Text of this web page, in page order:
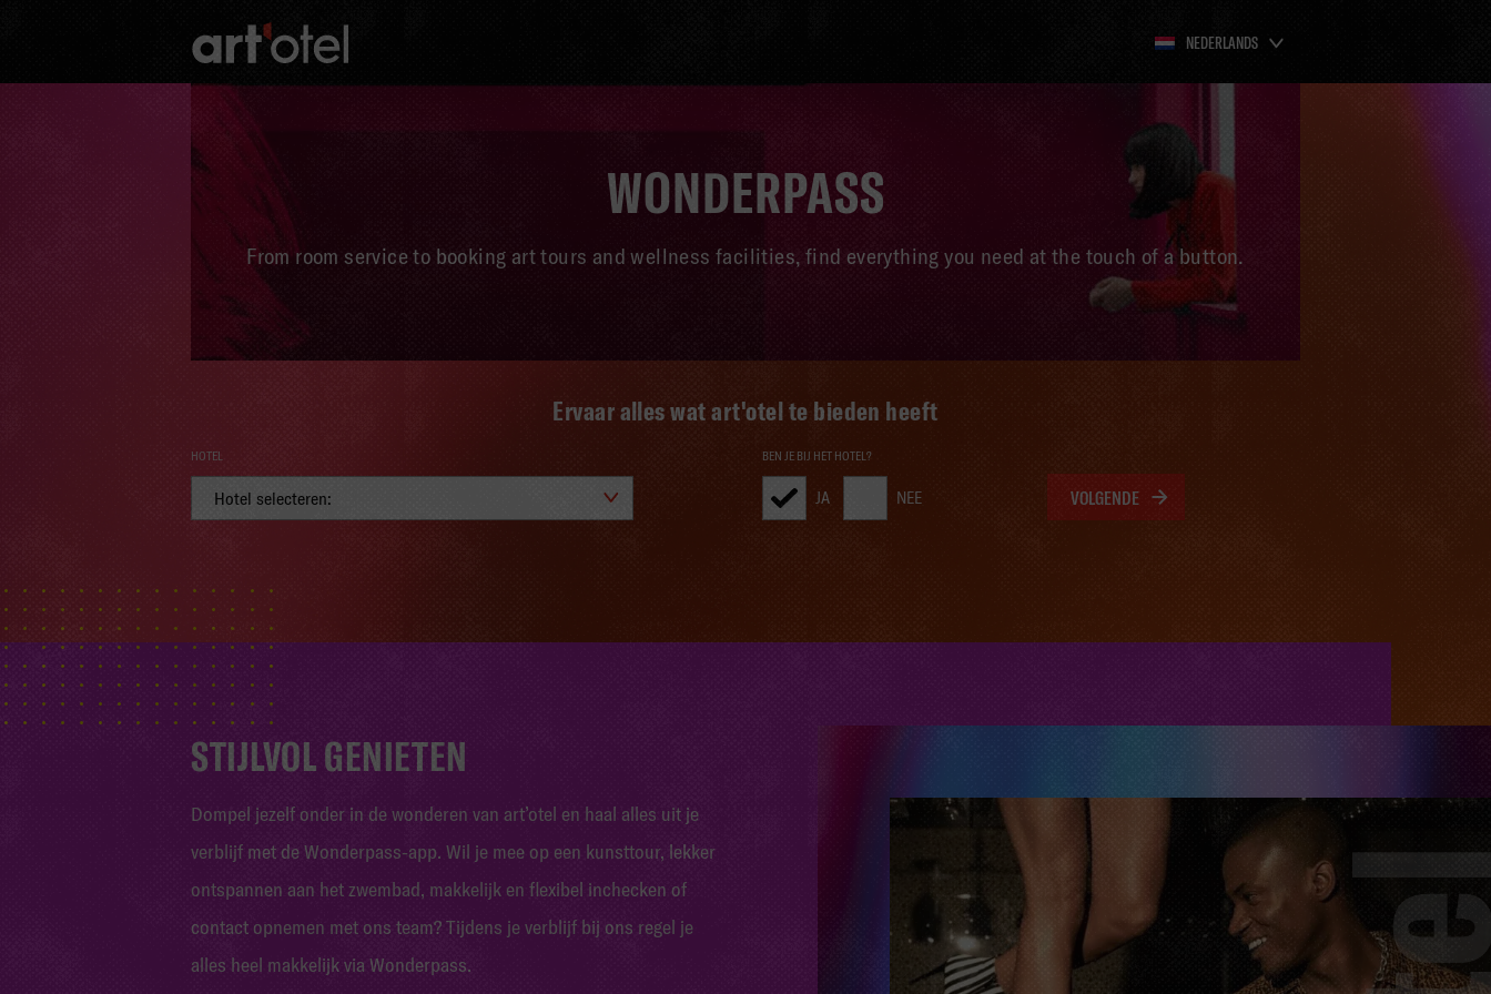
NEDERLANDS
WONDERPASS
From room service to booking art tours and wellness facilities, find everything you need at the touch of a button.
Ervaar alles wat art'otel te bieden heeft
HOTEL
Hotel selecteren:
BEN JE BIJ HET HOTEL?
JA NEE VOLGENDE
STIJLVOL GENIETEN
Dompel jezelf onder in de wonderen van art’otel en haal alles uit je
verblijf met de Wonderpass-app. Wil je mee op een kunsttour, lekker
ontspannen aan het zwembad, makkelijk en flexibel inchecken of
contact opnemen met ons team? Tijdens je verblijf bij ons regel je
alles heel makkelijk via Wonderpass.